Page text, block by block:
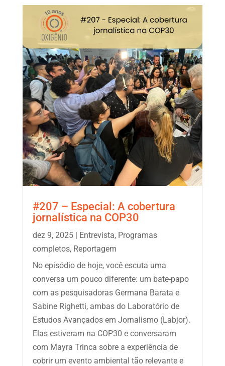
#207 – Especial: A cobertura
jornalística na COP30
dez 9, 2025| Entrevista, Programas
completos, Reportagem
No episódio de hoje, você escuta uma
conversa um pouco diferente: um bate-papo
com as pesquisadoras Germana Barata e
Sabine Righetti, ambas do Laboratório de
Estudos Avançados em Jornalismo (Labjor).
Elas estiveram na COP30 e conversaram
com Mayra Trinca sobre a experiência de
cobrir um evento ambiental tão relevante e